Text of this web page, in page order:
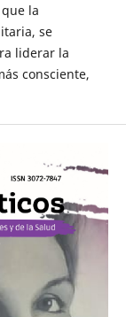
la
se
liderar la
consciente,